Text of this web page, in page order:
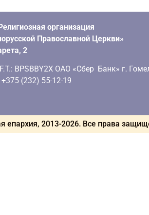
организация
Православной Церкви»
2
BPSBBY2X ОАО «Сбер Банк» г.
(232) 55-12-19
епархия, 2013-2026. Все права